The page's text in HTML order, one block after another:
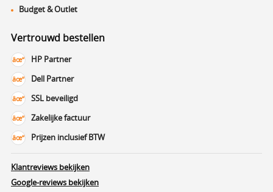
Budget & Outlet
Vertrouwd bestellen
HP Partner
Dell Partner
SSL beveiligd
Zakelijke factuur
Prijzen inclusief BTW
Klantreviews bekijken
Google-reviews bekijken